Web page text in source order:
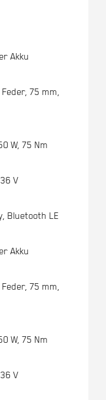
Akku
Feder, 75 mm,
W, 75 Nm
V
Bluetooth LE
Akku
Feder, 75 mm,
W, 75 Nm
V